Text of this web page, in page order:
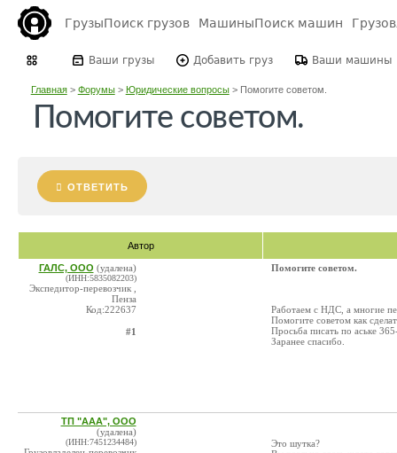
ГрузыПоиск грузов МашиныПоиск машин
Ваши грузы Добавить груз Ваши машины
Главная> Форумы> Юридические вопросы> Помогите советом.
Помогите советом.
ОТВЕТИТЬ
Автор
ГАЛС, ООО (удалена)
(ИНН:5835082203)
Экспедитор-перевозчик ,
Пенза
Код:222637
#1
Помогите советом.
Работаем с НДС, а многие
Помогите советом как
Просьба писать по аське
Заранее спасибо.
ТП "ААА", ООО
(удалена)
(ИНН:7451234484)
Это шутка?